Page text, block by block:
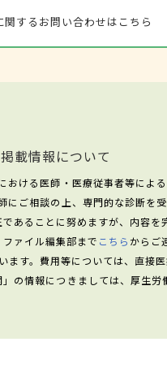
関するお問い合わせはこちら
掲載情報について
ける医師・医療従事者等によ
ご相談の上、専門的な診断を
あることに努めますが、内容を
ァイル編集部まで こちら からご
す。費用等については、直接医
の情報につきましては、厚生労